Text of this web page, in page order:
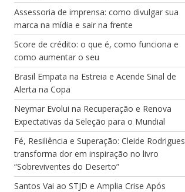
Assessoria de imprensa: como divulgar sua
marca na mídia e sair na frente
Score de crédito: o que é, como funciona e
como aumentar o seu
Brasil Empata na Estreia e Acende Sinal de
Alerta na Copa
Neymar Evolui na Recuperação e Renova
Expectativas da Seleção para o Mundial
Fé, Resiliência e Superação: Cleide Rodrigues
transforma dor em inspiração no livro
“Sobreviventes do Deserto”
Santos Vai ao STJD e Amplia Crise Após